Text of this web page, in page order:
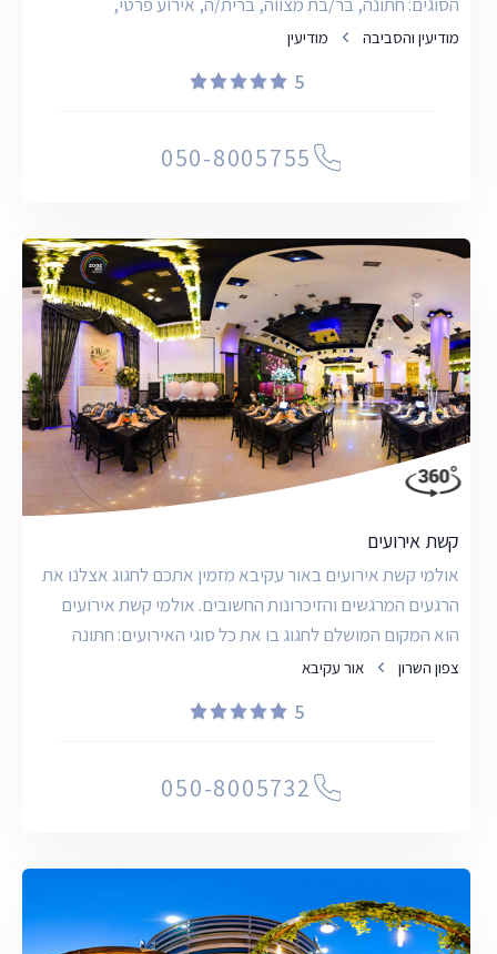
וניווט למקום. 4. **נגישות**: הפורטל הגדול ביותר בישראל
לסיורים וירטואליים באולמות אירועים באזור המרכז.
לבחון את המקום מכל זווית כיצד להשתמש בסיור
שונים - אפשרות להתקרב ולהתרחק - ממשק ידידותי
למשתמש במובייל ובמחשב למי מתאימים האולמות והגנים
בזוז 360? - אירועים קטנים (עד 250 אורחים): - חינות -
בר/בת מצווה - ברית/ה - ערבי גיבוש אירועים גדולים (עד
1,000 אורחים): - חתונות - אירועים משפחתיים גדולים -
אירועים עסקיים מה תוכלו לראות בסיורים הווירטואליים? -
מתחמי ישיבה - רחבות ריקודים - גנים לקבלת פנים - ברים
ואזורי משקאות - סוויטות לחתן וכלה זוז 360 לבעלי אולמות
וגני אירועים הצטרפו לפורטל המוביל בישראל והציגו את
המתחם שלכם במציאות מדומה לקהל רחב של לקוחות
פוטנציאליים!
מודיעין והסביבה מודיעין
5
050-8005755
קשת אירועים
אולמי קשת אירועים באור עקיבא מזמין אתכם לחגוג אצלנו את
הרגעים המרגשים והזיכרונות החשובים. אולמי קשת אירועים
הוא המקום המושלם לחגוג בו את כל סוגי האירועים: חתונה
צפון השרון אור עקיבא
5
050-8005732